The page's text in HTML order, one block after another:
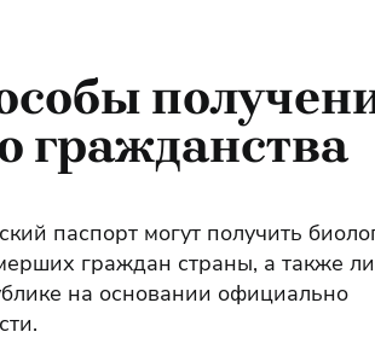
гражданства
паспорт могут получить
граждан страны, а также
на основании официально